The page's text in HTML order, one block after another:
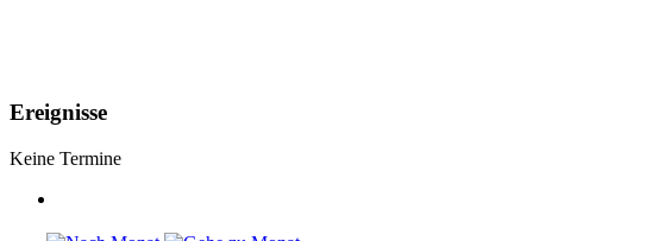
Ereignisse
Keine Termine